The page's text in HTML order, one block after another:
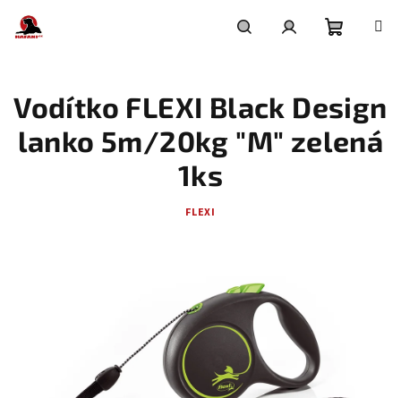
obsah
košík
Vodítko FLEXI Black Design
lanko 5m/20kg "M" zelená
1ks
FLEXI